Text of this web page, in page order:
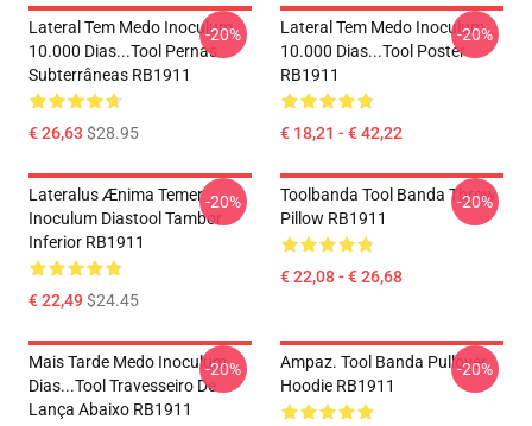
Lateral Tem Medo Inoculum
10.000 Dias...tool Pernas
Subterrâneas RB1911
€ 26,63 $28.95
-20%
Lateral Tem Medo Inoculum
10.000 Dias...tool Poster
RB1911
€ 18,21 - € 42,22
-20%
Lateralus Ænima Temer
Inoculum Diastool Tambor
Inferior RB1911
€ 22,49$24.45
-20%
Toolbanda Tool Banda Throw
Pillow RB1911
€ 22,08 - € 26,68
-20%
Mais Tarde Medo Inoculum
Dias...tool Travesseiro De
Lança Abaixo RB1911
-20%
Ampaz. Tool Banda Pullover
Hoodie RB1911
-20%